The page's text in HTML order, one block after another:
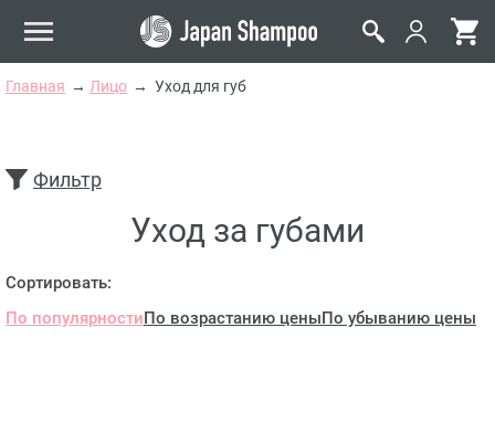
Главная Лицо Уход для губ
Фильтр
Уход за губами
Сортировать:
По популярностиПо возрастанию ценыПо убыванию цены